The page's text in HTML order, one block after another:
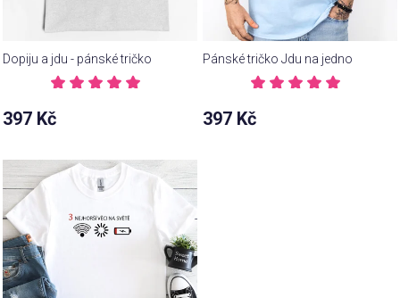
Dopiju a jdu - pánské tričko
hodnocení
produktu
z 5
hvězdiček.
397 Kč
Pánské tričko Jdu na jedno
hodnocení
produktu
397 Kč